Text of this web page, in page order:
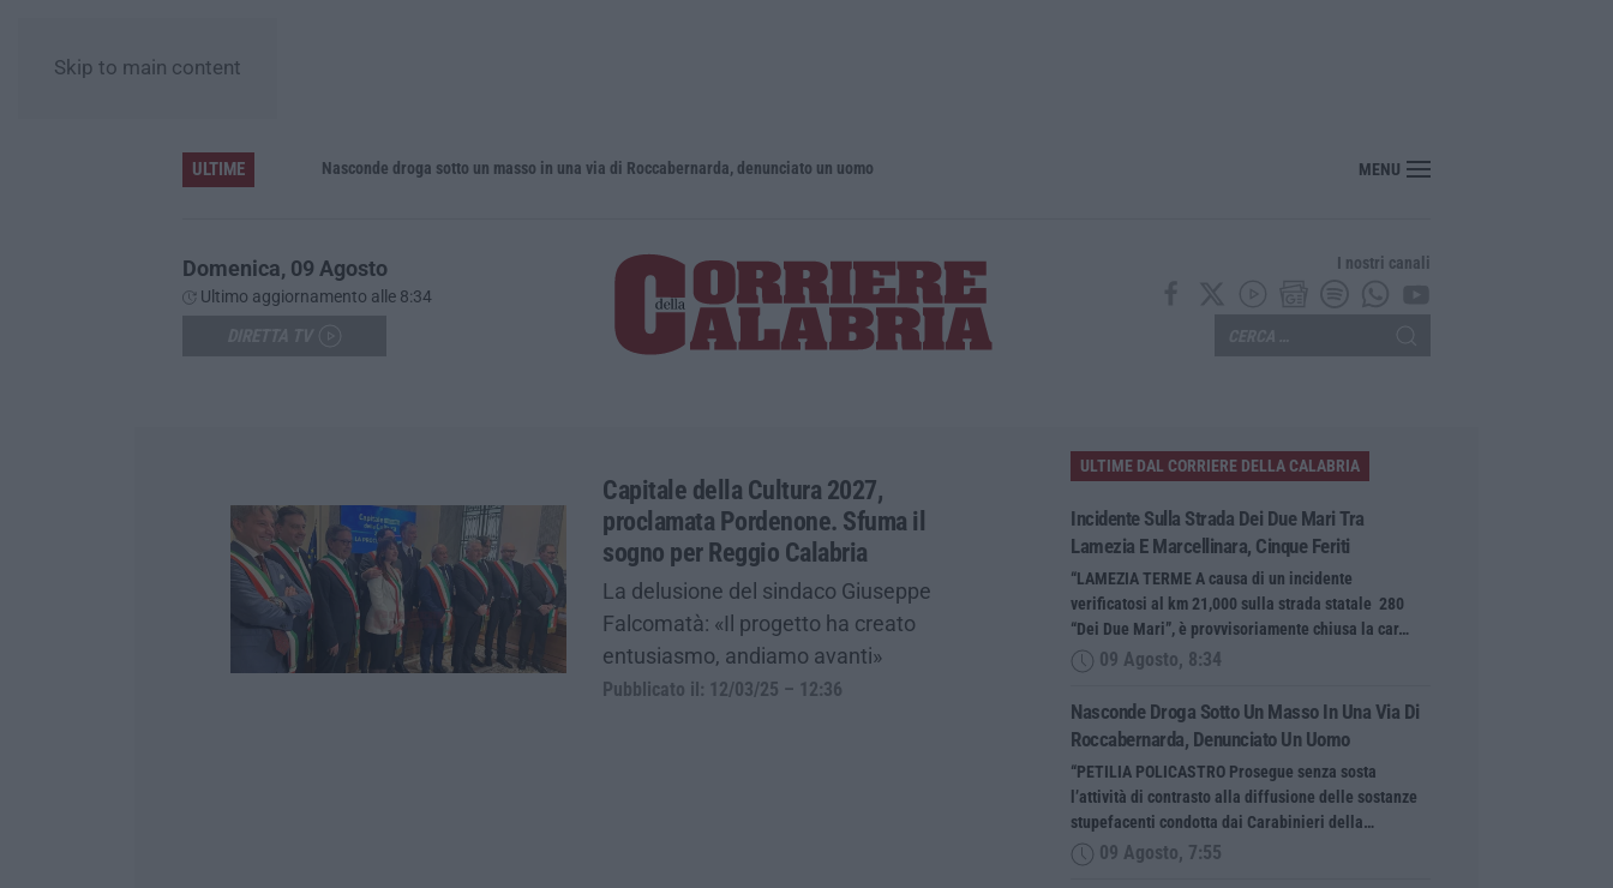
Skip to main content
ULTIME Nasconde droga sotto un masso in una via di Roccabernarda, denunciato un uomo MENU
Domenica, 09 Agosto
Ultimo aggiornamento alle 8:34
I nostri canali
Capitale della Cultura 2027,
proclamata Pordenone. Sfuma il
sogno per Reggio Calabria
La delusione del sindaco Giuseppe
Falcomatà: «Il progetto ha creato
entusiasmo, andiamo avanti»
Pubblicato il: 12/03/25 – 12:36
ULTIME DAL CORRIERE DELLA CALABRIA
Incidente Sulla Strada Dei Due Mari Tra
Lamezia E Marcellinara, Cinque Feriti
“LAMEZIA TERME A causa di un incidente
verificatosi al km 21,000 sulla strada statale 280
“Dei Due Mari”, è provvisoriamente chiusa la car…
09 Agosto, 8:34
Nasconde Droga Sotto Un Masso In Una Via Di
Roccabernarda, Denunciato Un Uomo
“PETILIA POLICASTRO Prosegue senza sosta
l’attività di contrasto alla diffusione delle sostanze
stupefacenti condotta dai Carabinieri della…
09 Agosto, 7:55